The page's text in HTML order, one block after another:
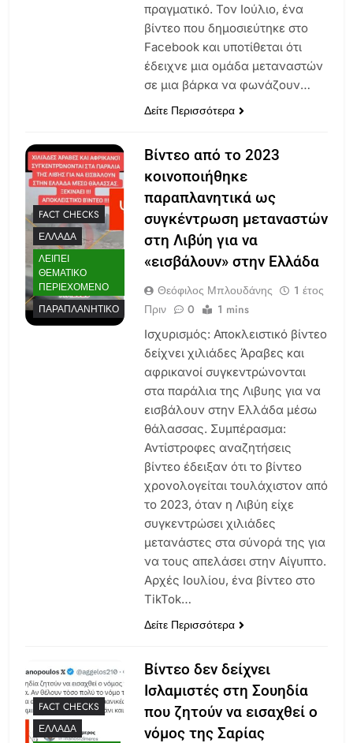
πραγματικό. Τον Ιούλιο, ένα
βίντεο που δημοσιεύτηκε στο
Facebook και υποτίθεται ότι
έδειχνε μια ομάδα μεταναστών
σε μια βάρκα να φωνάζουν…
Δείτε Περισσότερα
FACT CHECKS
ΕΛΛΆΔΑ
ΛΕΊΠΕΙ
ΘΕΜΑΤΙΚΌ
ΠΕΡΙΕΧΌΜΕΝΟ
ΠΑΡΑΠΛΑΝΗΤΙΚΌ
Βίντεο από το 2023
κοινοποιήθηκε
παραπλανητικά ως
συγκέντρωση μεταναστών
στη Λιβύη για να
«εισβάλουν» στην Ελλάδα
Θεόφιλος Μπλουδάνης
1 έτος
Πριν
0 1 mins
Ισχυρισμός: Αποκλειστικό βίντεο
δείχνει χιλιάδες Άραβες και
αφρικανοί συγκεντρώνονται
στα παράλια της Λιβυης για να
εισβάλουν στην Ελλάδα μέσω
θάλασσας. Συμπέρασμα:
Αντίστροφες αναζητήσεις
βίντεο έδειξαν ότι το βίντεο
χρονολογείται τουλάχιστον από
το 2023, όταν η Λιβύη είχε
συγκεντρώσει χιλιάδες
μετανάστες στα σύνορά της για
να τους απελάσει στην Αίγυπτο.
Αρχές Ιουλίου, ένα βίντεο στο
TikTok…
Δείτε Περισσότερα
FACT CHECKS
ΕΛΛΆΔΑ
Βίντεο δεν δείχνει
Ισλαμιστές στη Σουηδία
που ζητούν να εισαχθεί ο
νόμος της Σαρίας